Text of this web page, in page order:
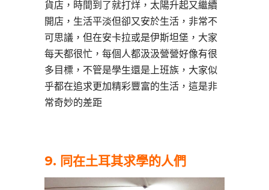
貨店，時間到了就打烊，太陽升起又繼續
開店，生活平淡但卻又安於生活，非常不
可思議，但在安卡拉或是伊斯坦堡，大家
每天都很忙，每個人都汲汲營營好像有很
多目標，不管是學生還是上班族，大家似
乎都在追求更加精彩豐富的生活，這是非
常奇妙的差距
9. 同在土耳其求學的人們